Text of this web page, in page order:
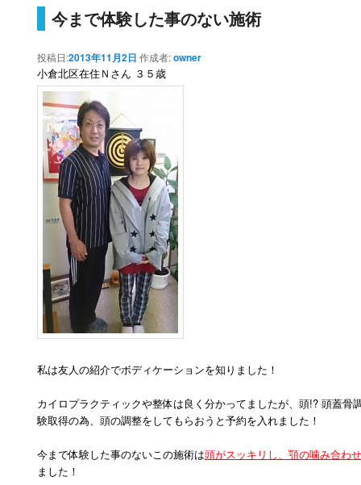
今まで体験した事のない施術
投稿日:2013年11月2日 作成者:owner
小倉北区在住Ｎさん ３５歳
私は友人の紹介でボディケーションを知りました！
カイロプラクティックや整体は良く分かってましたが、頭!? 頭蓋骨
験取得の為、頭の調整をしてもらおうと予約を入れました！
今まで体験した事のないこの施術は頭がスッキリし、顎の噛み合わ
ました！